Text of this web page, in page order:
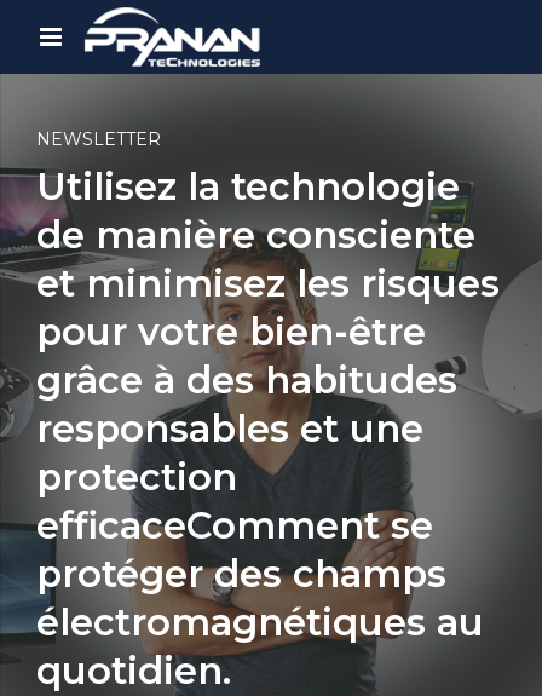
NEWSLETTER
Utilisez la technologie
de manière consciente
et minimisez les risques
pour votre bien-être
grâce à des habitudes
responsables et une
protection
efficaceComment se
protéger des champs
électromagnétiques au
quotidien.